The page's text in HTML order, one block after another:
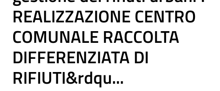
REALIZZAZIONE CENTRO
COMUNALE RACCOLTA
DIFFERENZIATA DI
RIFIUTI&rdqu...